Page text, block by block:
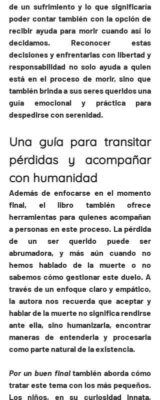
de un sufrimiento y lo que significaría
poder contar también con la opción de
recibir ayuda para morir cuando así lo
decidamos. Reconocer estas
decisiones y enfrentarlas con libertad y
responsabilidad no solo ayuda a quien
está en el proceso de morir, sino que
también brinda a sus seres queridos una
guía emocional y práctica para
despedirse con serenidad.
Una guía para transitar
pérdidas y acompañar
con humanidad
Además de enfocarse en el momento
final, el libro también ofrece
herramientas para quienes acompañan
a personas en este proceso. La pérdida
de un ser querido puede ser
abrumadora, y más aún cuando no
hemos hablado de la muerte o no
sabemos cómo gestionar este duelo. A
través de un enfoque claro y empático,
la autora nos recuerda que aceptar y
hablar de la muerte no significa rendirse
ante ella, sino humanizarla, encontrar
maneras de entenderla y procesarla
como parte natural de la existencia.
Por un buen final también aborda cómo
tratar este tema con los más pequeños.
Los niños, en su curiosidad innata,